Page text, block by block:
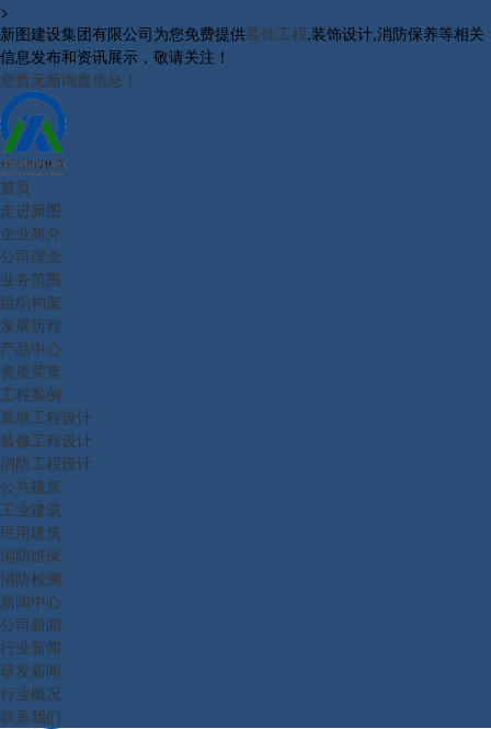
>
新图建设集团有限公司为您免费提供装饰工程,装饰设计,消防保养等相关
信息发布和资讯展示，敬请关注！
您暂无新询盘信息！
首页
走进新图
企业简介
公司理念
业务范围
组织构架
发展历程
产品中心
资质荣誉
工程案例
幕墙工程设计
装修工程设计
消防工程设计
公共建筑
工业建筑
民用建筑
消防维保
消防检测
新闻中心
公司新闻
行业新闻
研发新闻
行业概况
联系我们